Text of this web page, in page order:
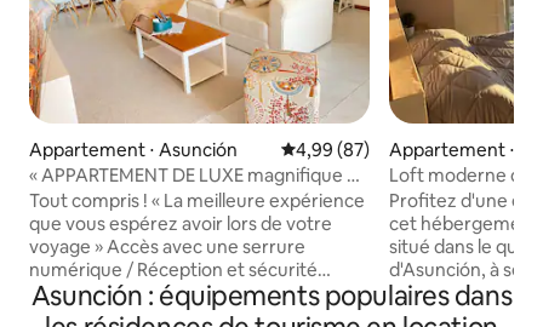
Appartement ⋅ Asunción Évaluation moyenne sur la
4,99 (87)
« APPARTEMENT DE LUXE magnifique et
confortable »
Tout compris ! « La meilleure expérience
que vous espérez avoir lors de votre
voyage » Accès avec une serrure
numérique / Réception et sécurité
24h/24 et 7j/7 Au 6e étage avec une vue
privilégiée car il est situé dans le quartier
Appartement ⋅
Loft moderne
emplacement
Profitez d'une
cet
situé dans le
d'Asunción, à
maisons du
Détendez-vous
Asunción : équipements populaires dans